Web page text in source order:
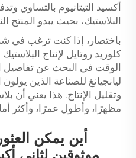
أكسيد التيتانيوم بالتساوي
البلاستيك، بحيث يبدو المنتج
باختصار، إذا كنت ترغب في
كلوريد روتايل لإنتاج
الوقت في البحث عن تفاصيل
ليانجيانغ للصناعة الذين
وتقليل الإنتاج. هذا يعني أن
مظهرًا، وأطول عمرًا، وأكثر
أين يمكن
موثوقين لثاني